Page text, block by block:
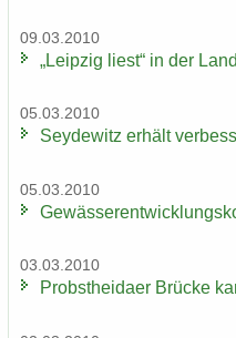
09.03.2010
„Leip­zig liest“ in der
05.03.2010
Sey­de­witz er­hält
05.03.2010
03.03.2010
Probst­hei­da­er Brü­cke